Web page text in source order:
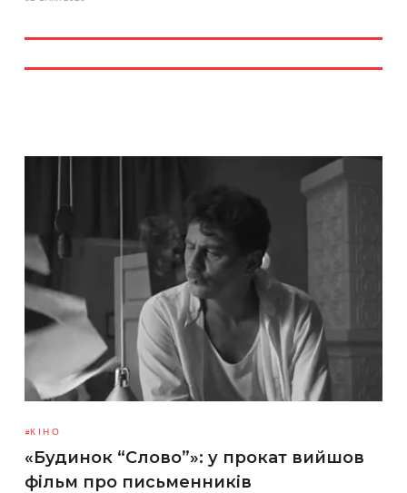
КІНО
«Будинок “Слово”»: у прокат вийшов
фільм про письменників